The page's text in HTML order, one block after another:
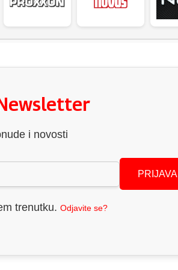
i novosti
PRIJAVA
trenutku. Odjavite se?